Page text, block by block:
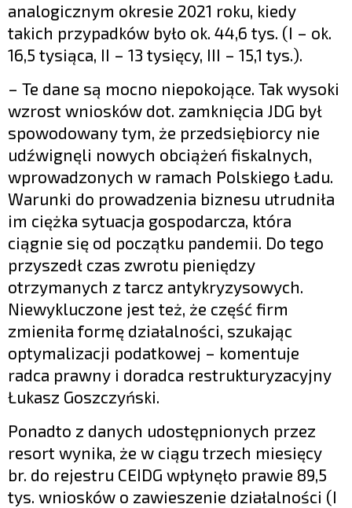
analogicznym okresie 2021 roku, kiedy
takich przypadków było ok. 44,6 tys. (I – ok.
16,5 tysiąca, II – 13 tysięcy, III – 15,1 tys.).
– Te dane są mocno niepokojące. Tak wysoki
wzrost wniosków dot. zamknięcia JDG był
spowodowany tym, że przedsiębiorcy nie
udźwignęli nowych obciążeń fiskalnych,
wprowadzonych w ramach Polskiego Ładu.
Warunki do prowadzenia biznesu utrudniła
im ciężka sytuacja gospodarcza, która
ciągnie się od początku pandemii. Do tego
przyszedł czas zwrotu pieniędzy
otrzymanych z tarcz antykryzysowych.
Niewykluczone jest też, że część firm
zmieniła formę działalności, szukając
optymalizacji podatkowej – komentuje
radca prawny i doradca restrukturyzacyjny
Łukasz Goszczyński.
Ponadto z danych udostępnionych przez
resort wynika, że w ciągu trzech miesięcy
br. do rejestru CEIDG wpłynęło prawie 89,5
tys. wniosków o zawieszenie działalności (I